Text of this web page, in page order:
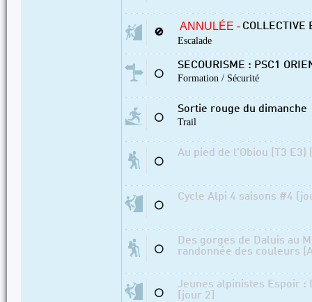
🚫 ANNULÉE - COLLECTIVE
Escalade
⚪
SECOURISME : PSC1
Formation / Sécurité
⚪
Sortie rouge du dimanche
Trail
⚪
Au pied de l'Obiou (T3 E3)
⚪
Cycle Alpi 4 saisons #4
⚪
Des gorges de Daluis au
randonnée des couleurs
⚪
Jeunes alpinistes Espoir :
[jour 2]